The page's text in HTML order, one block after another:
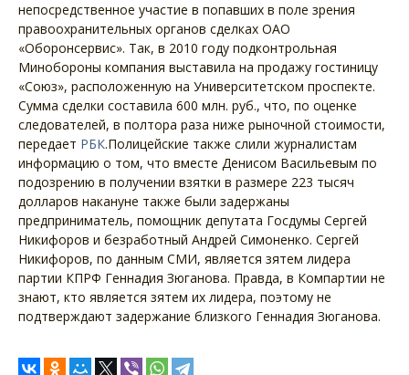
непосредственное участие в попавших в поле зрения
правоохранительных органов сделках ОАО
«Оборонсервис». Так, в 2010 году подконтрольная
Минобороны компания выставила на продажу гостиницу
«Союз», расположенную на Университетском проспекте.
Сумма сделки составила 600 млн. руб., что, по оценке
следователей, в полтора раза ниже рыночной стоимости,
передает РБК.Полицейские также слили журналистам
информацию о том, что вместе Денисом Васильевым по
подозрению в получении взятки в размере 223 тысяч
долларов накануне также были задержаны
предприниматель, помощник депутата Госдумы Сергей
Никифоров и безработный Андрей Симоненко. Сергей
Никифоров, по данным СМИ, является зятем лидера
партии КПРФ Геннадия Зюганова. Правда, в Компартии не
знают, кто является зятем их лидера, поэтому не
подтверждают задержание близкого Геннадия Зюганова.